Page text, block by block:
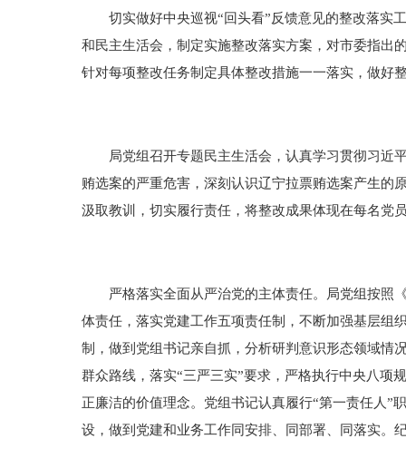
切实做好中央巡视“回头看”反馈意见的整改落实工
和民主生活会，制定实施整改落实方案，对市委指出
针对每项整改任务制定具体整改措施一一落实，做好
局党组召开专题民主生活会，认真学习贯彻习近平
贿选案的严重危害，深刻认识辽宁拉票贿选案产生的
汲取教训，切实履行责任，将整改成果体现在每名党
严格落实全面从严治党的主体责任。局党组按照《
体责任，落实党建工作五项责任制，不断加强基层组
制，做到党组书记亲自抓，分析研判意识形态领域情
群众路线，落实“三严三实”要求，严格执行中央八项
正廉洁的价值理念。党组书记认真履行“第一责任人”
设，做到党建和业务工作同安排、同部署、同落实。